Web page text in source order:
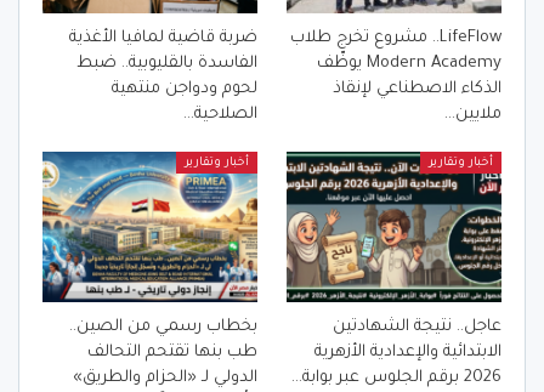
LifeFlow.. مشروع تخرج طلاب
Modern Academy يوظّف
الذكاء الاصطناعي لإنقاذ
ملايين…
ضربة قاضية لمافيا الأغذية
الفاسدة بالقليوبية.. ضبط
لحوم ودواجن منتهية
الصلاحية…
أخبار وتقارير
عاجل.. نتيجة الشهادتين
الابتدائية والإعدادية الأزهرية
2026 برقم الجلوس عبر بوابة…
أخبار وتقارير
بخطاب رسمي من الصين..
طب بنها تقتحم التحالف
الدولي لـ «الحزام والطريق»